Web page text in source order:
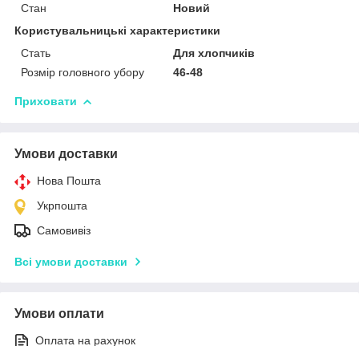
Стан
Новий
Користувальницькі характеристики
Стать
Для хлопчиків
Розмір головного убору
46-48
Приховати
Умови доставки
Нова Пошта
Укрпошта
Самовивіз
Всі умови доставки
Умови оплати
Оплата на рахунок